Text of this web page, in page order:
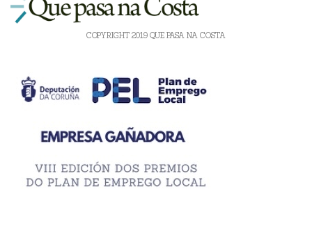
COPYRIGHT 2019 QUE PASA NA COSTA